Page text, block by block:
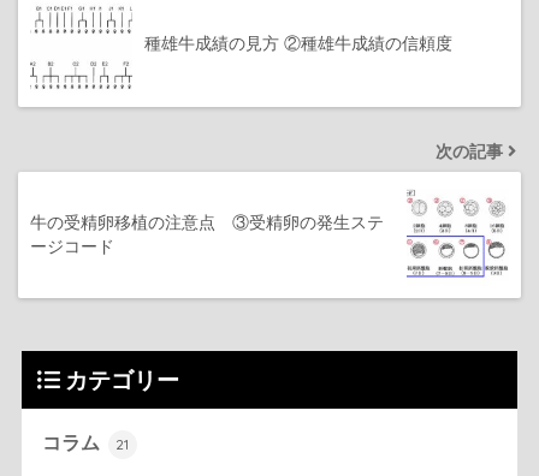
種雄牛成績の見方 ②種雄牛成績の信頼度
次の記事
牛の受精卵移植の注意点 ③受精卵の発生ステ
ージコード
カテゴリー
コラム 21